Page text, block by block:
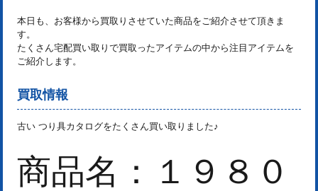
本日も、お客様から買取りさせていた商品をご紹介させて頂きま
す。
たくさん宅配買い取りで買取ったアイテムの中から注目アイテムを
ご紹介します。
買取情報
古い つり具カタログをたくさん買い取りました♪
商品名：１９８０